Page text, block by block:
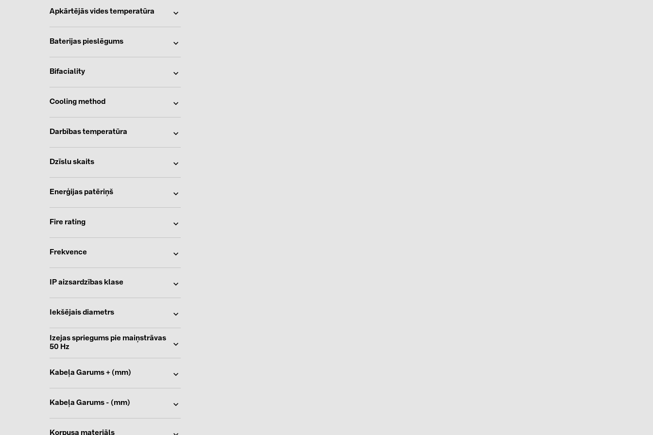
Apkārtējās vides temperatūra
Baterijas pieslēgums
Bifaciality
Cooling method
Darbības temperatūra
Dzīslu skaits
Enerģijas patēriņš
Fire rating
Frekvence
IP aizsardzības klase
Iekšējais diametrs
Izejas spriegums pie maiņstrāvas
50 Hz
Kabeļa Garums + (mm)
Kabeļa Garums - (mm)
Korpusa materiāls